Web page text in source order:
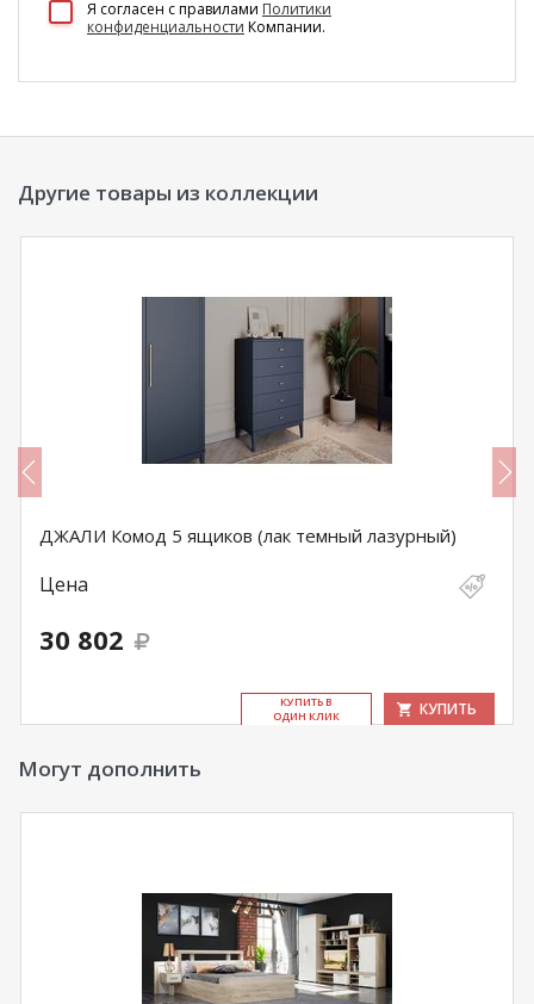
Я согласен c правилами Политики
конфиденциальности Компании.
Другие товары из коллекции
ДЖАЛИ Комод 5 ящиков (лак темный лазурный)
Цена
30 802
КУ­ПИТЬ В
ОДИН КЛИК
КУПИТЬ
Могут дополнить